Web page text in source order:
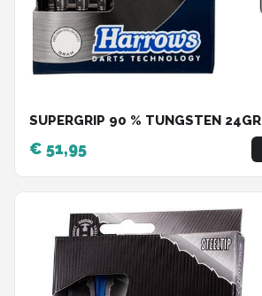
SUPERGRIP 90 % TUNGSTEN 24GR
€ 51,95